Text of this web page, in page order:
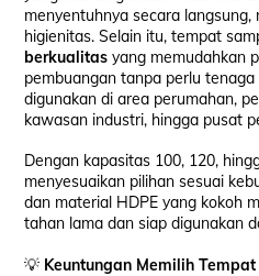
menyentuhnya secara
higienitas. Selain itu, tempat
berkualitas yang memudahkan
pembuangan tanpa perlu
digunakan di area perumahan,
kawasan industri, hingga pusat
Dengan kapasitas 100, 120,
menyesuaikan pilihan sesuai
dan material HDPE yang kokoh
tahan lama dan siap digunakan
💡 Keuntungan Memilih